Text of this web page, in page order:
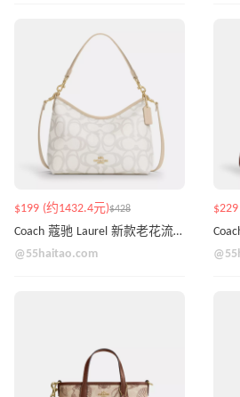
$199 (约1432.4元)$428
Coach 蔻驰 Laurel 新款老花流浪包
@55haitao.com